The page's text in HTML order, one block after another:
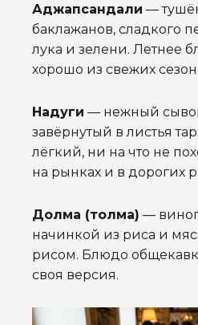
Аджапсандали —
баклажанов, сладкого
лука и зелени. Летнее
хорошо из свежих
Надуги — нежный
завёрнутый в листья
лёгкий, ни на что не
на рынках и в дорогих
Долма (толма) —
начинкой из риса и
рисом. Блюдо
своя версия.